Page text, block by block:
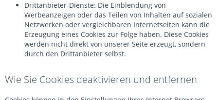
Drittanbieter-Dienste: Die Einblendung von
Werbeanzeigen oder das Teilen von Inhalten auf sozialen
Netzwerken oder vergleichbaren Internetseiten kann die
Erzeugung eines Cookies zur Folge haben. Diese Cookies
werden nicht direkt von unserer Seite erzeugt, sondern
durch den Drittanbieter selbst.
Wie Sie Cookies deaktivieren und entfernen